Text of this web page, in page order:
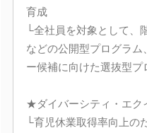
育成
└全社員を対象として、
などの公開型プログラ
ー候補に向けた選抜型プ
★ダイバーシティ・エク
└育児休業取得率向上の